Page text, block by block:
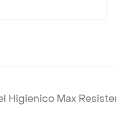
Higienico Max